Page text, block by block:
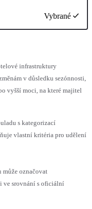
Vybrané
infrastruktury
v důsledku sezónnosti,
vyšší moci, na které majitel
s kategorizací
vlastní kritéria pro udělení
označovat
ve srovnání s oficiální